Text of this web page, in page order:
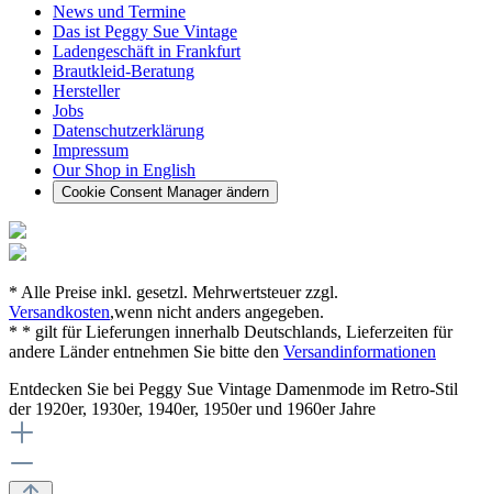
News und Termine
Das ist Peggy Sue Vintage
Ladengeschäft in Frankfurt
Brautkleid-Beratung
Hersteller
Jobs
Datenschutzerklärung
Impressum
Our Shop in English
Cookie Consent Manager ändern
* Alle Preise inkl. gesetzl. Mehrwertsteuer zzgl.
Versandkosten,wenn nicht anders angegeben.
* * gilt für Lieferungen innerhalb Deutschlands, Lieferzeiten für
andere Länder entnehmen Sie bitte den Versandinformationen
Entdecken Sie bei Peggy Sue Vintage Damenmode im Retro-Stil
der 1920er, 1930er, 1940er, 1950er und 1960er Jahre